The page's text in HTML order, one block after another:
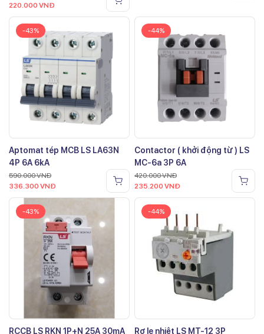
220.000 VNĐ
-43%
Aptomat tép MCB LS LA63N
4P 6A 6kA
590.000VNĐ
336.300 VNĐ
-44%
Contactor ( khởi động từ ) LS
MC-6a 3P 6A
420.000VNĐ
235.200 VNĐ
-43%
RCCB LS RKN 1P+N 25A 30mA
-44%
Rơ le nhiệt LS MT-12 3P